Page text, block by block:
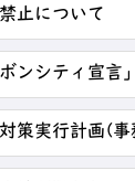
止について
ンシティ宣言
策実行計画(